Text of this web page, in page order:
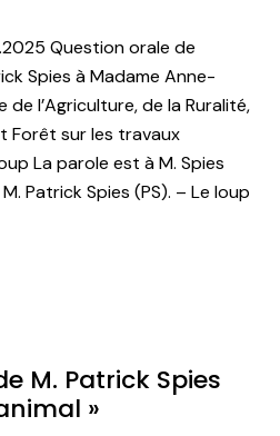
Question orale de
Spies à Madame Anne-
l’Agriculture, de la Ruralité,
Forêt sur les travaux
La parole est à M. Spies
Patrick Spies (PS). – Le loup
M. Patrick Spies
»